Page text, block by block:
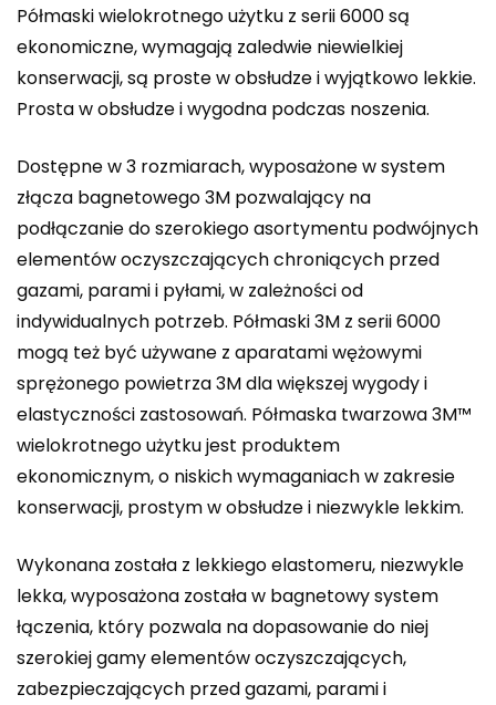
Półmaski wielokrotnego użytku z serii 6000 są
ekonomiczne, wymagają zaledwie niewielkiej
konserwacji, są proste w obsłudze i wyjątkowo lekkie.
Prosta w obsłudze i wygodna podczas noszenia.
Dostępne w 3 rozmiarach, wyposażone w system
złącza bagnetowego 3M pozwalający na
podłączanie do szerokiego asortymentu podwójnych
elementów oczyszczających chroniących przed
gazami, parami i pyłami, w zależności od
indywidualnych potrzeb. Półmaski 3M z serii 6000
mogą też być używane z aparatami wężowymi
sprężonego powietrza 3M dla większej wygody i
elastyczności zastosowań. Półmaska twarzowa 3M™
wielokrotnego użytku jest produktem
ekonomicznym, o niskich wymaganiach w zakresie
konserwacji, prostym w obsłudze i niezwykle lekkim.
Wykonana została z lekkiego elastomeru, niezwykle
lekka, wyposażona została w bagnetowy system
łączenia, który pozwala na dopasowanie do niej
szerokiej gamy elementów oczyszczających,
zabezpieczających przed gazami, parami i